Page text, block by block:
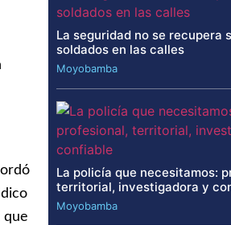
que
La seguridad no se recupera
soldados en las calles
Moyobamba
La policía que necesitamos:
territorial, investigadora y
Moyobamba